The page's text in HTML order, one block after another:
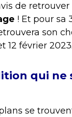
de
! Et pour sa
son
12 février 2023.
qui ne
se